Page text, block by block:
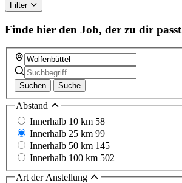
Filter
Finde hier den Job, der zu dir passt
Suchen Suche
Abstand
Innerhalb 10 km 58
Innerhalb 25 km 99
Innerhalb 50 km 145
Innerhalb 100 km 502
Art der Anstellung